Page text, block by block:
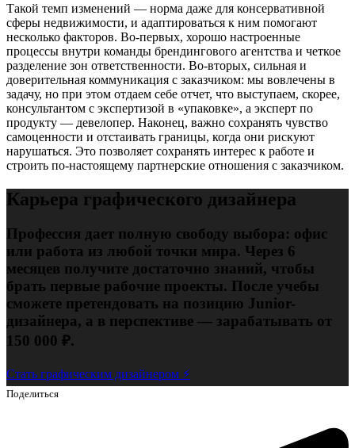
Такой темп изменений — норма даже для консервативной
сферы недвижимости, и адаптироваться к ним помогают
несколько факторов. Во-первых, хорошо настроенные
процессы внутри команды брендингового агентства и четкое
разделение зон ответственности. Во-вторых, сильная и
доверительная коммуникация с заказчиком: мы вовлечены в
задачу, но при этом отдаем себе отчет, что выступаем, скорее,
консультантом с экспертизой в «упаковке», а эксперт по
продукту — девелопер. Наконец, важно сохранять чувство
самоценности и отстаивать границы, когда они рискуют
нарушаться. Это позволяет сохранять интерес к работе и
строить по-настоящему партнерские отношения с заказчиком.
Карьера графического дизайнера
Профессия дает полную свободу выбора: офис
или работа из любой точки мира. Через 6
месяцев получите достаточно знаний, чтобы
брать первые рабочие проекты. После учебы
сможете претендовать на позицию Junior-
дизайнера, а в перспективе — зарабатывать от
150 000 ₽.
Стать графическим дизайнером ⚡️
Поделиться